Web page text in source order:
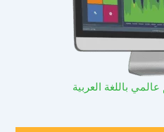
باللغة العربية